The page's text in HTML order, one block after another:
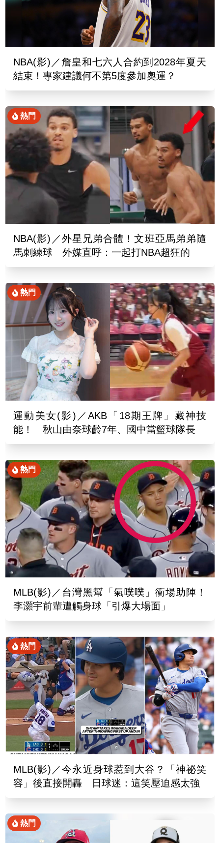
NBA(影)／詹皇和七六人合約到2028年夏天
結束！專家建議何不第5度參加奧運？
熱門
NBA(影)／外星兄弟合體！文班亞馬弟弟隨
馬刺練球 外媒直呼：一起打NBA超狂的
熱門
運動美女(影)／AKB「18期王牌」藏神技
能！ 秋山由奈球齡7年、國中當籃球隊長
熱門
MLB(影)／台灣黑幫「氣噗噗」衝場助陣！
李灝宇前輩遭觸身球「引爆大場面」
熱門
MLB(影)／今永近身球惹到大谷？「神祕笑
容」後直接開轟 日球迷：這笑壓迫感太強
熱門